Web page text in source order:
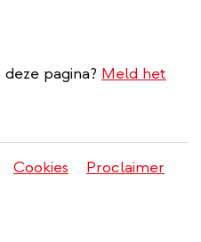
pagina? Meld het
Cookies
Proclaimer